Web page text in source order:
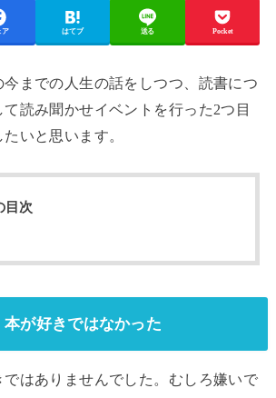
ア はてブ 送る Pocket
までの人生の話をしつつ、読書につ
読み聞かせイベントを行った2つ目
いと思います。
目次
が好きではなかった
はありませんでした。むしろ嫌いで